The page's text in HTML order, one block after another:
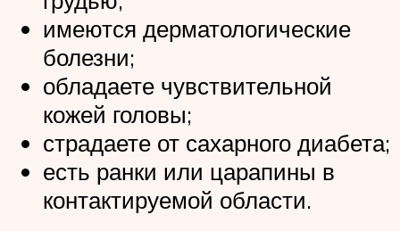
имеются дерматологические
болезни;
обладаете чувствительной
кожей головы;
страдаете от сахарного диабета;
есть ранки или царапины в
контактируемой области.